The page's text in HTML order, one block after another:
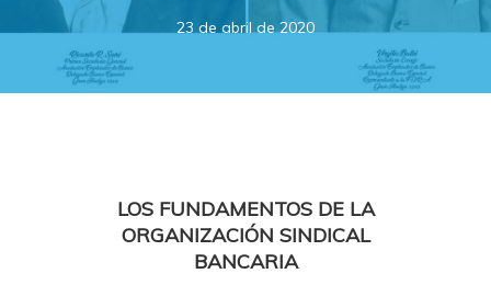
23 de abril de 2020
LOS FUNDAMENTOS DE LA
ORGANIZACIÓN SINDICAL
BANCARIA